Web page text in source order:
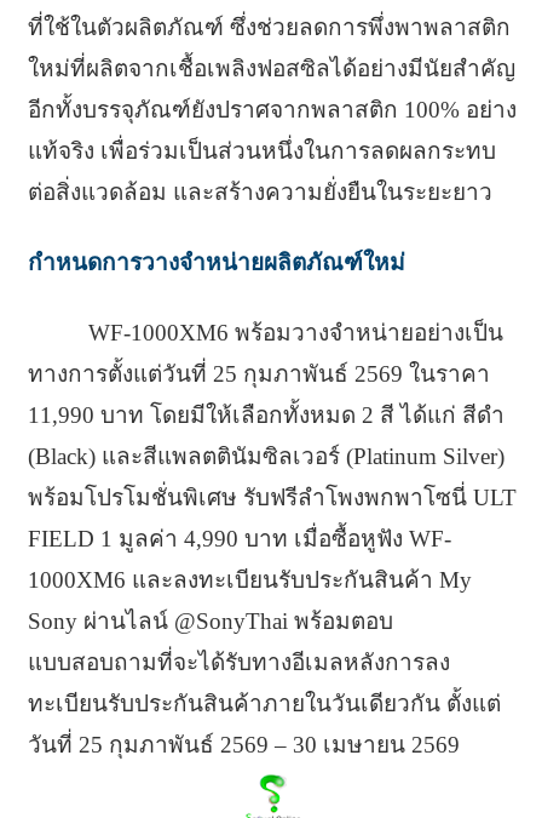
ที่ใช้ในตัวผลิตภัณฑ์ ซึ่งช่วยลดการพึ่งพาพลาสติก
ใหม่ที่ผลิตจากเชื้อเพลิงฟอสซิลได้อย่างมีนัยสำคัญ
อีกทั้งบรรจุภัณฑ์ยังปราศจากพลาสติก 100% อย่าง
แท้จริง เพื่อร่วมเป็นส่วนหนึ่งในการลดผลกระทบ
ต่อสิ่งแวดล้อม และสร้างความยั่งยืนในระยะยาว
กำหนดการวางจำหน่ายผลิตภัณฑ์ใหม่
WF-1000XM6 พร้อมวางจำหน่ายอย่างเป็น
ทางการตั้งแต่วันที่ 25 กุมภาพันธ์ 2569 ในราคา
11,990 บาท โดยมีให้เลือกทั้งหมด 2 สี ได้แก่ สีดำ
(Black) และสีแพลตตินัมซิลเวอร์ (Platinum Silver)
พร้อมโปรโมชั่นพิเศษ รับฟรีลำโพงพกพาโซนี่ ULT
FIELD 1 มูลค่า 4,990 บาท เมื่อซื้อหูฟัง WF-
1000XM6 และลงทะเบียนรับประกันสินค้า My
Sony ผ่านไลน์ @SonyThai พร้อมตอบ
แบบสอบถามที่จะได้รับทางอีเมลหลังการลง
ทะเบียนรับประกันสินค้าภายในวันเดียวกัน ตั้งแต่
วันที่ 25 กุมภาพันธ์ 2569 – 30 เมษายน 2569